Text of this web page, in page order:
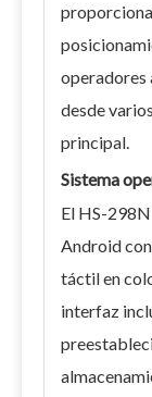
operadores
desde
principal.
Sistema
El HS-
Android
táctil en
interfaz